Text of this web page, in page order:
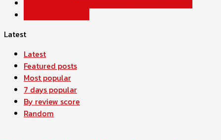
Latest
Latest
Featured posts
Most popular
7 days popular
By review score
Random